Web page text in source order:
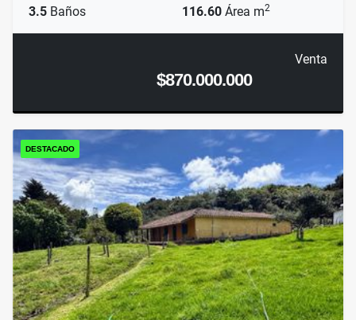
3.5 Baños 116.60 Área m2
Venta
$870.000.000
DESTACADO